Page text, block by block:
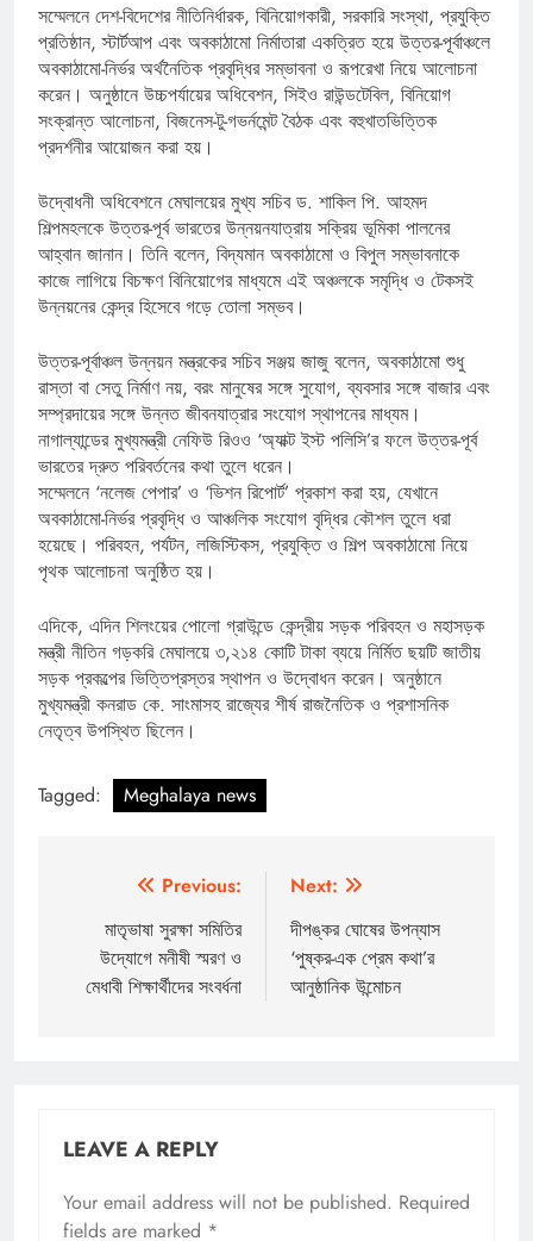
সম্মেলনে দেশ-বিদেশের নীতিনির্ধারক, বিনিয়োগকারী, সরকারি সংস্থা, প্রযুক্তি
প্রতিষ্ঠান, স্টার্টআপ এবং অবকাঠামো নির্মাতারা একত্রিত হয়ে উত্তর-পূর্বাঞ্চলে
অবকাঠামো-নির্ভর অর্থনৈতিক প্রবৃদ্ধির সম্ভাবনা ও রূপরেখা নিয়ে আলোচনা
করেন। অনুষ্ঠানে উচ্চপর্যায়ের অধিবেশন, সিইও রাউন্ডটেবিল, বিনিয়োগ
সংক্রান্ত আলোচনা, বিজনেস-টু-গভর্নমেন্ট বৈঠক এবং বহুখাতভিত্তিক
প্রদর্শনীর আয়োজন করা হয়।
উদ্বোধনী অধিবেশনে মেঘালয়ের মুখ্য সচিব ড. শাকিল পি. আহমদ
শিল্পমহলকে উত্তর-পূর্ব ভারতের উন্নয়নযাত্রায় সক্রিয় ভূমিকা পালনের
আহ্বান জানান। তিনি বলেন, বিদ্যমান অবকাঠামো ও বিপুল সম্ভাবনাকে
কাজে লাগিয়ে বিচক্ষণ বিনিয়োগের মাধ্যমে এই অঞ্চলকে সমৃদ্ধি ও টেকসই
উন্নয়নের কেন্দ্র হিসেবে গড়ে তোলা সম্ভব।
উত্তর-পূর্বাঞ্চল উন্নয়ন মন্ত্রকের সচিব সঞ্জয় জাজু বলেন, অবকাঠামো শুধু
রাস্তা বা সেতু নির্মাণ নয়, বরং মানুষের সঙ্গে সুযোগ, ব্যবসার সঙ্গে বাজার এবং
সম্প্রদায়ের সঙ্গে উন্নত জীবনযাত্রার সংযোগ স্থাপনের মাধ্যম।
নাগাল্যান্ডের মুখ্যমন্ত্রী নেফিউ রিওও ‘অ্যাক্ট ইস্ট পলিসি’র ফলে উত্তর-পূর্ব
ভারতের দ্রুত পরিবর্তনের কথা তুলে ধরেন।
সম্মেলনে ‘নলেজ পেপার’ ও ‘ভিশন রিপোর্ট’ প্রকাশ করা হয়, যেখানে
অবকাঠামো-নির্ভর প্রবৃদ্ধি ও আঞ্চলিক সংযোগ বৃদ্ধির কৌশল তুলে ধরা
হয়েছে। পরিবহন, পর্যটন, লজিস্টিকস, প্রযুক্তি ও শিল্প অবকাঠামো নিয়ে
পৃথক আলোচনা অনুষ্ঠিত হয়।
এদিকে, এদিন শিলংয়ের পোলো গ্রাউন্ডে কেন্দ্রীয় সড়ক পরিবহন ও মহাসড়ক
মন্ত্রী নীতিন গড়করি মেঘালয়ে ৩,২১৪ কোটি টাকা ব্যয়ে নির্মিত ছয়টি জাতীয়
সড়ক প্রকল্পের ভিত্তিপ্রস্তর স্থাপন ও উদ্বোধন করেন। অনুষ্ঠানে
মুখ্যমন্ত্রী কনরাড কে. সাংমাসহ রাজ্যের শীর্ষ রাজনৈতিক ও প্রশাসনিক
নেতৃত্ব উপস্থিত ছিলেন।
Tagged: Meghalaya news
navigation
Previous:
মাতৃভাষা সুরক্ষা সমিতির
উদ্যোগে মনীষী স্মরণ ও
মেধাবী শিক্ষার্থীদের সংবর্ধনা
Next:
দীপঙ্কর ঘোষের উপন্যাস
‘পুষ্কর-এক প্রেম কথা’র
আনুষ্ঠানিক উন্মোচন
LEAVE A REPLY
Your email address will not be published. Required
fields are marked *